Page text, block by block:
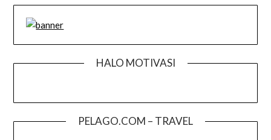
HALO MOTIVASI
PELAGO.COM – TRAVEL